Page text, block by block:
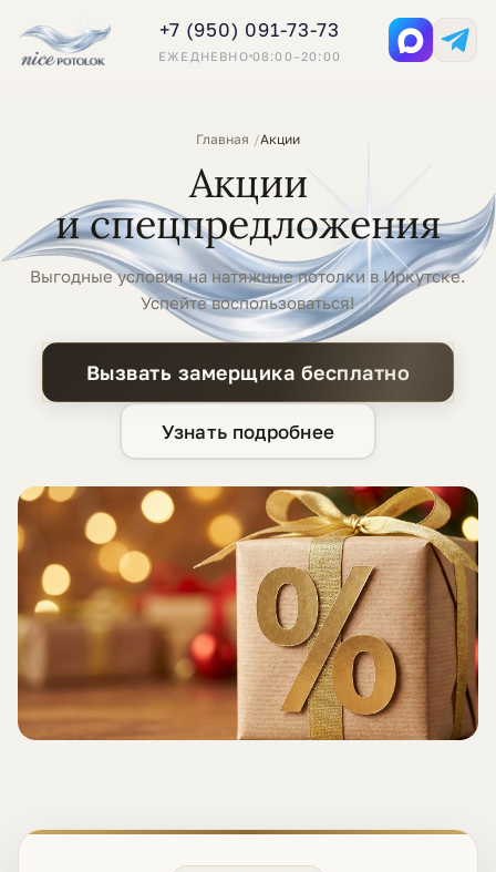
+7 (950) 091-73-73
ЕЖЕДНЕВНО 08:00–20:00
Главная Акции
Акции
и спецпредложения
Выгодные условия на натяжные потолки в Иркутске.
Успейте воспользоваться!
Вызвать замерщика бесплатно
Узнать подробнее